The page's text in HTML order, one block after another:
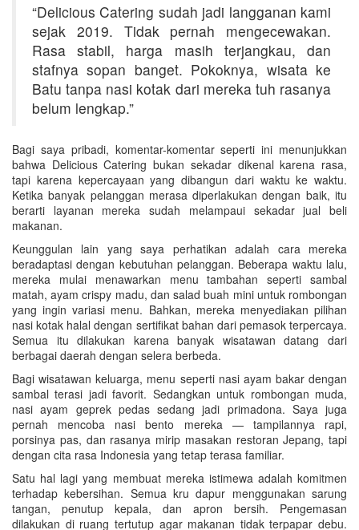
“Delicious Catering sudah jadi langganan kami
sejak 2019. Tidak pernah mengecewakan.
Rasa stabil, harga masih terjangkau, dan
stafnya sopan banget. Pokoknya, wisata ke
Batu tanpa nasi kotak dari mereka tuh rasanya
belum lengkap.”
Bagi saya pribadi, komentar-komentar seperti ini menunjukkan
bahwa Delicious Catering bukan sekadar dikenal karena rasa,
tapi karena kepercayaan yang dibangun dari waktu ke waktu.
Ketika banyak pelanggan merasa diperlakukan dengan baik, itu
berarti layanan mereka sudah melampaui sekadar jual beli
makanan.
Keunggulan lain yang saya perhatikan adalah cara mereka
beradaptasi dengan kebutuhan pelanggan. Beberapa waktu lalu,
mereka mulai menawarkan menu tambahan seperti sambal
matah, ayam crispy madu, dan salad buah mini untuk rombongan
yang ingin variasi menu. Bahkan, mereka menyediakan pilihan
nasi kotak halal dengan sertifikat bahan dari pemasok terpercaya.
Semua itu dilakukan karena banyak wisatawan datang dari
berbagai daerah dengan selera berbeda.
Bagi wisatawan keluarga, menu seperti nasi ayam bakar dengan
sambal terasi jadi favorit. Sedangkan untuk rombongan muda,
nasi ayam geprek pedas sedang jadi primadona. Saya juga
pernah mencoba nasi bento mereka — tampilannya rapi,
porsinya pas, dan rasanya mirip masakan restoran Jepang, tapi
dengan cita rasa Indonesia yang tetap terasa familiar.
Satu hal lagi yang membuat mereka istimewa adalah komitmen
terhadap kebersihan. Semua kru dapur menggunakan sarung
tangan, penutup kepala, dan apron bersih. Pengemasan
dilakukan di ruang tertutup agar makanan tidak terpapar debu.